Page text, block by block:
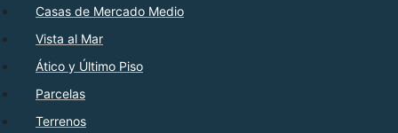
Casas de Mercado Medio
Vista al Mar
Ático y Último Piso
Parcelas
Terrenos